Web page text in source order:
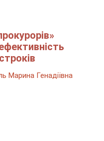
Марина Генадіївна